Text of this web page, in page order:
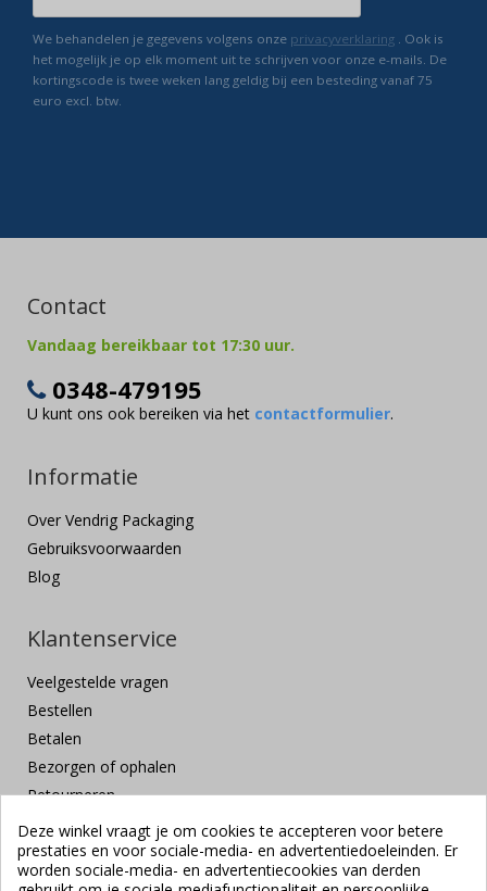
We behandelen je gegevens volgens onze privacyverklaring . Ook is
het mogelijk je op elk moment uit te schrijven voor onze e-mails. De
kortingscode is twee weken lang geldig bij een besteding vanaf 75
euro excl. btw.
Contact
Vandaag bereikbaar tot 17:30 uur.
0348-479195
U kunt ons ook bereiken via het contactformulier.
Informatie
Over Vendrig Packaging
Gebruiksvoorwaarden
Blog
Klantenservice
Veelgestelde vragen
Bestellen
Betalen
Bezorgen of ophalen
Retourneren
Klachten en suggesties
Contact
Deze winkel vraagt je om cookies te accepteren voor betere
prestaties en voor sociale-media- en advertentiedoeleinden. Er
worden sociale-media- en advertentiecookies van derden